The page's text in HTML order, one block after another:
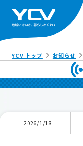
YCV トップ お知らせ
2026/1/18